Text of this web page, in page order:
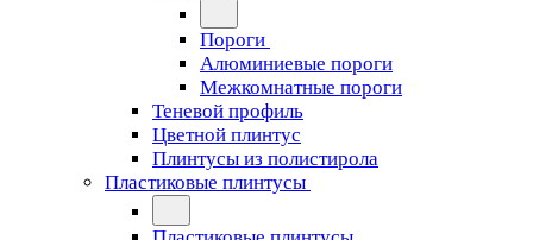
Пороги
Алюминиевые пороги
Межкомнатные пороги
Теневой профиль
Цветной плинтус
Плинтусы из полистирола
Пластиковые плинтусы